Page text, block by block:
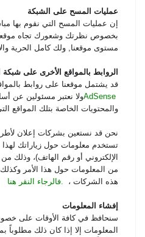
عمليات المسح على الشبكة
إن عمليات المسح التي نقوم بها
بخصوص نظرتك وشعورك تجاه
مستوى موقعنا, ولك كامل الحرية
الروابط بالمواقع الأخرى على شبكة
قد يشتمل موقعنا على روابط
AdSenseولا نعتبر مسئولين عن
والمحتويات الخاصة بتلك المواقع
نحن قد نستعين بشركات إعلان
تستخدم معلومات حول زياراتك لهذا
الإلكتروني أو رقم الهاتف)،
من المعلومات حول هذا الأمر
هذه الشركات ،
فالرجاء النقر هنا.
إفشاء المعلومات
سنحافظ في كافة الأوقات على
المعلومات إلا إذا كان ذلك